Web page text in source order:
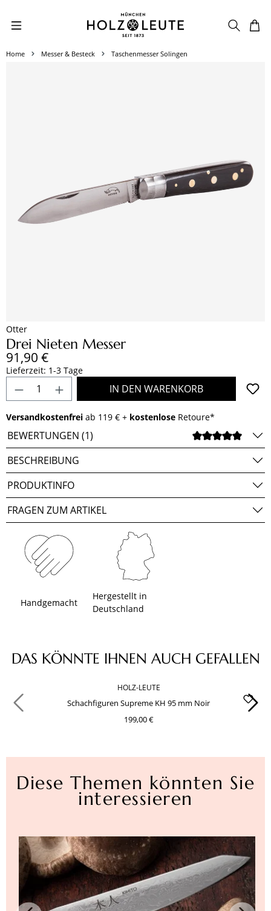
Zum Hauptinhalt springen
Home Messer & Besteck Taschenmesser Solingen
Otter
Drei Nieten Messer
Regulärer Preis:
91,90 €
Lieferzeit: 1-3 Tage
Produkt Anzahl: Gib den gewünschten
IN DEN WARENKORB
Versandkostenfrei ab 119 € + kostenlose Retoure*
BEWERTUNGEN (1)
BESCHREIBUNG
PRODUKTINFO
FRAGEN ZUM ARTIKEL
Handgemacht
Hergestellt in
Deutschland
Produktgalerie überspringen
DAS KÖNNTE IHNEN AUCH GEFALLEN
HOLZ-LEUTE
Schachfiguren Supreme KH 95 mm Noir
199,00 €
Diese Themen könnten Sie
interessieren